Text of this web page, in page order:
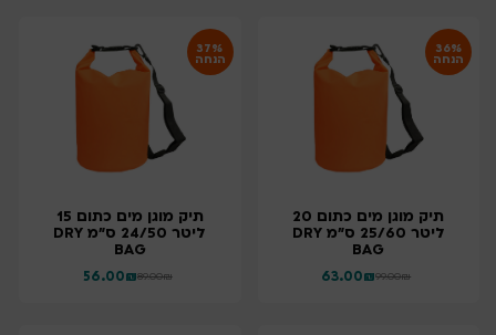
36%
הנחה
תיק מוגן מים כתום 20
ליטר 25/60 ס"מ DRY
BAG
₪
63.00 ₪
99.00
37%
הנחה
תיק מוגן מים כתום 15
ליטר 24/50 ס"מ DRY
BAG
₪
56.00 ₪
89.00